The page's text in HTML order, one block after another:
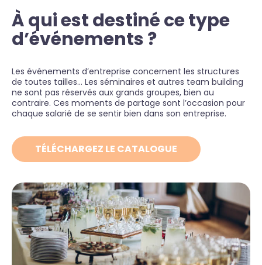
À qui est destiné ce type
d’événements ?
Les événements d’entreprise concernent les structures
de toutes tailles… Les séminaires et autres team building
ne sont pas réservés aux grands groupes, bien au
contraire. Ces moments de partage sont l’occasion pour
chaque salarié de se sentir bien dans son entreprise.
TÉLÉCHARGEZ LE CATALOGUE